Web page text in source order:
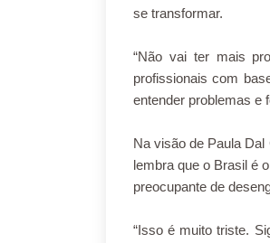
se transformar.
“Não vai ter mais
profissionais com
entender problemas e
Na visão de Paula
lembra que o Brasil é
preocupante de
“Isso é muito triste.